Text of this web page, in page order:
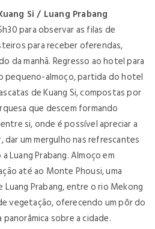
Si / Luang Prabang
para observar as filas de
para receber oferendas,
da manhã. Regresso ao hotel para
pequeno-almoço, partida do hotel
de Kuang Si, compostas por
que descem formando
si, onde é possível apreciar a
dar um mergulho nas refrescantes
Luang Prabang. Almoço em
até ao Monte Phousi, uma
Prabang, entre o rio Mekong
vegetação, oferecendo um pôr do
sobre a cidade.